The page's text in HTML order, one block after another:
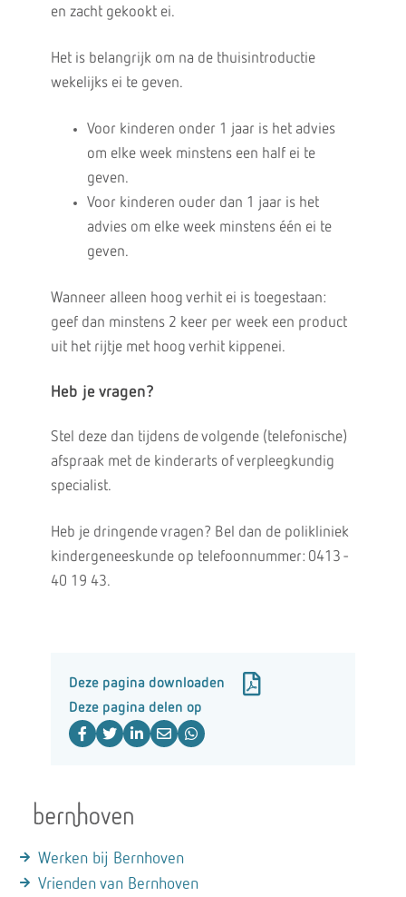
en zacht gekookt ei.
Het is belangrijk om na de thuisintroductie
wekelijks ei te geven.
Voor kinderen onder 1 jaar is het advies
om elke week minstens een half ei te
geven.
Voor kinderen ouder dan 1 jaar is het
advies om elke week minstens één ei te
geven.
Wanneer alleen hoog verhit ei is toegestaan:
geef dan minstens 2 keer per week een product
uit het rijtje met hoog verhit kippenei.
Heb je vragen?
Stel deze dan tijdens de volgende (telefonische)
afspraak met de kinderarts of verpleegkundig
specialist.
Heb je dringende vragen? Bel dan de polikliniek
kindergeneeskunde op telefoonnummer: 0413 -
40 19 43.
Deze pagina downloaden
Deze pagina delen op
Werken bij Bernhoven
Vrienden van Bernhoven